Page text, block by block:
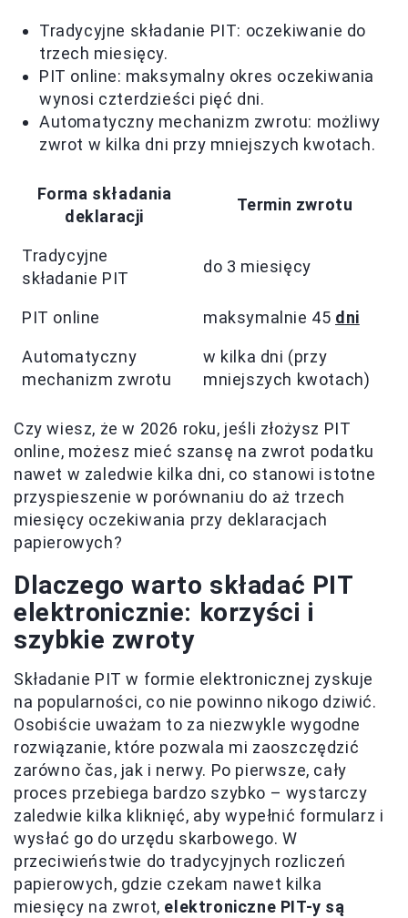
Tradycyjne składanie PIT: oczekiwanie do
trzech miesięcy.
PIT online: maksymalny okres oczekiwania
wynosi czterdzieści pięć dni.
Automatyczny mechanizm zwrotu: możliwy
zwrot w kilka dni przy mniejszych kwotach.
Forma składania
deklaracji
Termin zwrotu
Tradycyjne
składanie PIT
do 3 miesięcy
PIT online maksymalnie 45 dni
Automatyczny
mechanizm zwrotu
w kilka dni (przy
mniejszych kwotach)
Czy wiesz, że w 2026 roku, jeśli złożysz PIT
online, możesz mieć szansę na zwrot podatku
nawet w zaledwie kilka dni, co stanowi istotne
przyspieszenie w porównaniu do aż trzech
miesięcy oczekiwania przy deklaracjach
papierowych?
Dlaczego warto składać PIT
elektronicznie: korzyści i
szybkie zwroty
Składanie PIT w formie elektronicznej zyskuje
na popularności, co nie powinno nikogo dziwić.
Osobiście uważam to za niezwykle wygodne
rozwiązanie, które pozwala mi zaoszczędzić
zarówno čas, jak i nerwy. Po pierwsze, cały
proces przebiega bardzo szybko – wystarczy
zaledwie kilka kliknięć, aby wypełnić formularz i
wysłać go do urzędu skarbowego. W
przeciwieństwie do tradycyjnych rozliczeń
papierowych, gdzie czekam nawet kilka
miesięcy na zwrot, elektroniczne PIT-y są